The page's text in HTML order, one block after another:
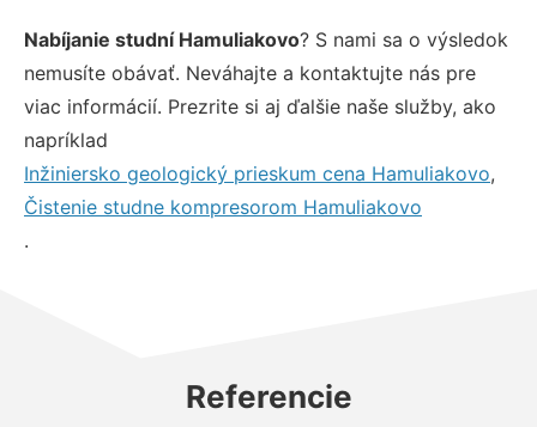
Nabíjanie studní Hamuliakovo? S nami sa o výsledok
nemusíte obávať. Neváhajte a kontaktujte nás pre
viac informácií. Prezrite si aj ďalšie naše služby, ako
napríklad
Inžiniersko geologický prieskum cena Hamuliakovo,
Čistenie studne kompresorom Hamuliakovo
.
Referencie